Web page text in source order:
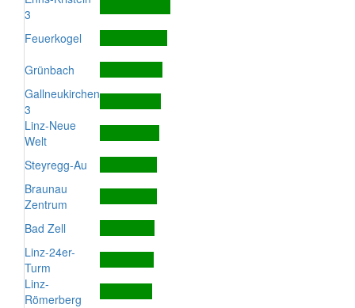
3
Feuerkogel
Grünbach
Gallneukirchen
3
Linz-Neue
Welt
Steyregg-Au
Braunau
Zentrum
Bad Zell
Linz-24er-
Turm
Linz-
Römerberg